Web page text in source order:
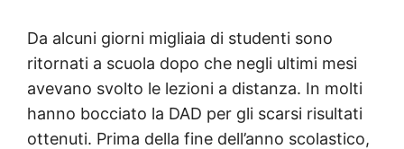
Da alcuni giorni migliaia di studenti sono
ritornati a scuola dopo che negli ultimi mesi
avevano svolto le lezioni a distanza. In molti
hanno bocciato la DAD per gli scarsi risultati
ottenuti. Prima della fine dell’anno scolastico,